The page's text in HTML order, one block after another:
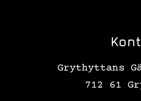
Grythyttans
712 61